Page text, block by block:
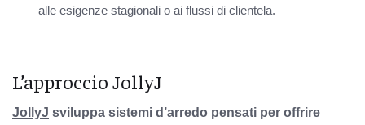
alle esigenze stagionali o ai flussi di clientela.
L’approccio JollyJ
JollyJ sviluppa sistemi d’arredo pensati per offrire